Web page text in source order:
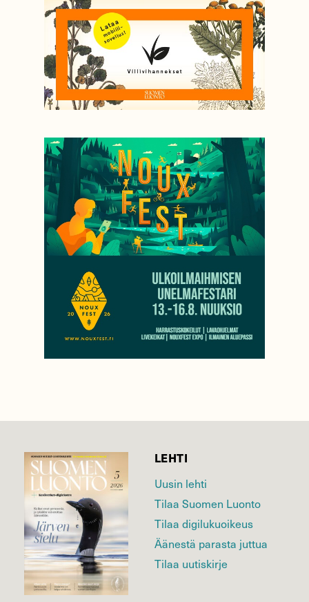
LEHTI
Uusin lehti
Tilaa Suomen Luonto
Tilaa digilukuoikeus
Äänestä parasta juttua
Tilaa uutiskirje